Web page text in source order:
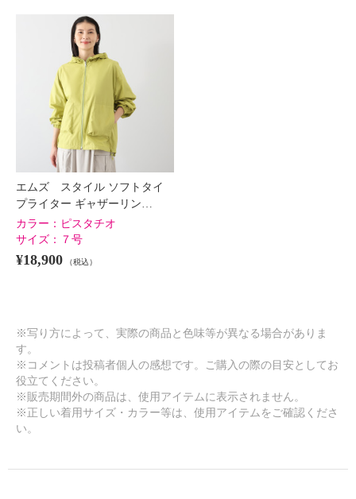
エムズ スタイル ソフトタイ
プライター ギャザーリン…
カラー： ピスタチオ
サイズ：
７号
¥18,900 （税込）
※写り方によって、実際の商品と色味等が異なる場合がありま
す。
※コメントは投稿者個人の感想です。ご購入の際の目安としてお
役立てください。
※販売期間外の商品は、使用アイテムに表示されません。
※正しい着用サイズ・カラー等は、使用アイテムをご確認くださ
い。